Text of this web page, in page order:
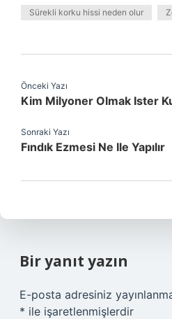
Sürekli korku hissi neden olur
Önceki Yazı
Kim Milyoner Olmak Ister
Sonraki Yazı
Fındık Ezmesi Ne Ile Yapılır
Bir yanıt yazın
E-posta adresiniz
* ile işaretlenmişlerdir